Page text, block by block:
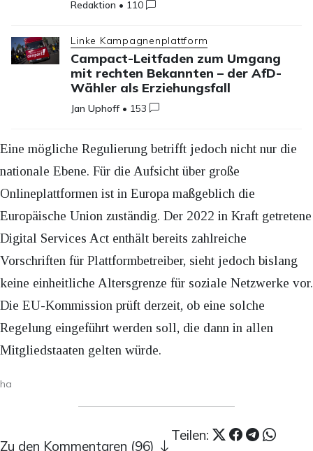
Redaktion • 110
Linke Kampagnenplattform
Campact-Leitfaden zum Umgang
mit rechten Bekannten – der AfD-
Wähler als Erziehungsfall
Jan Uphoff • 153
Eine mögliche Regulierung betrifft jedoch nicht nur die
nationale Ebene. Für die Aufsicht über große
Onlineplattformen ist in Europa maßgeblich die
Europäische Union zuständig. Der 2022 in Kraft getretene
Digital Services Act enthält bereits zahlreiche
Vorschriften für Plattformbetreiber, sieht jedoch bislang
keine einheitliche Altersgrenze für soziale Netzwerke vor.
Die EU-Kommission prüft derzeit, ob eine solche
Regelung eingeführt werden soll, die dann in allen
Mitgliedstaaten gelten würde.
ha
Teilen:
Zu den Kommentaren (96)